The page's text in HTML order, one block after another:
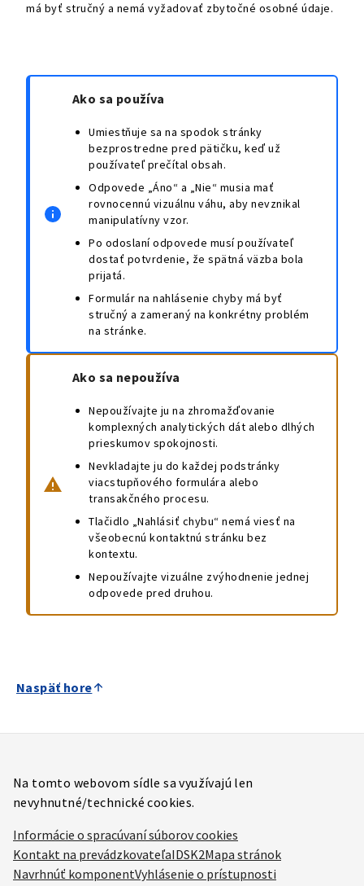
má byť stručný a nemá vyžadovať zbytočné osobné údaje.
Ako sa používa
Umiestňuje sa na spodok stránky
bezprostredne pred pätičku, keď už
používateľ prečítal obsah.
Odpovede „Áno“ a „Nie“ musia mať
rovnocennú vizuálnu váhu, aby nevznikal
manipulatívny vzor.
Po odoslaní odpovede musí používateľ
dostať potvrdenie, že spätná väzba bola
prijatá.
Formulár na nahlásenie chyby má byť
stručný a zameraný na konkrétny problém
na stránke.
Ako sa nepoužíva
Nepoužívajte ju na zhromažďovanie
komplexných analytických dát alebo dlhých
prieskumov spokojnosti.
Nevkladajte ju do každej podstránky
viacstupňového formulára alebo
transakčného procesu.
Tlačidlo „Nahlásiť chybu“ nemá viesť na
všeobecnú kontaktnú stránku bez
kontextu.
Nepoužívajte vizuálne zvýhodnenie jednej
odpovede pred druhou.
Naspäť hore
Na tomto webovom sídle sa využívajú len
nevyhnutné/technické cookies.
Informácie o spracúvaní súborov cookies
Kontakt na prevádzkovateľaIDSK2Mapa stránok
Navrhnúť komponentVyhlásenie o prístupnosti